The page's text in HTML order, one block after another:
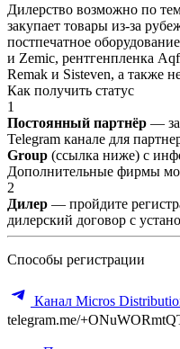
Дилерство возможно по
закупает товары из-за
постпечатное
и Zemic, рентгенпленка
Remak и Sisteven, а также
Как получить статус
1
Постоянный партнёр —
Telegram канале для
Group (ссылка ниже) с
Дополнительные фирмы
2
Дилер — пройдите
дилерский договор с
Способы регистрации
Канал Micros
telegram.me/